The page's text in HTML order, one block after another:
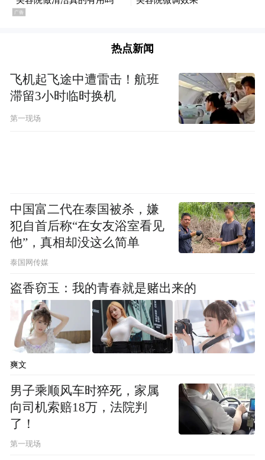
这部电影的理由，也是自己作为演员最期待
子练习用什么语气，并在拍摄时尝试了很多
首映礼现场，大鹏发言
大鹏透露说，主创团队为展现这一路上的风
貌变化，前后共跨越七个城市进行拍摄，力
求带给观众真实的感受。其中，长安场景被
填充了大量的细节，从人物造型到道具，再
到街边小贩的吆喝声，无不是在努力还原唐
朝的市井风貌。
热点新闻
飞机起飞途中遭雷击！航班
滞留3小时临时换机
第一现场
中国富二代在泰国被杀，嫌
犯自首后称“在女友浴室看见
他”，真相却没这么简单
泰国网传媒
盗香窃玉：我的青春就是赌出来的
爽文
男子乘顺风车时猝死，家属
向司机索赔18万，法院判
了！
第一现场